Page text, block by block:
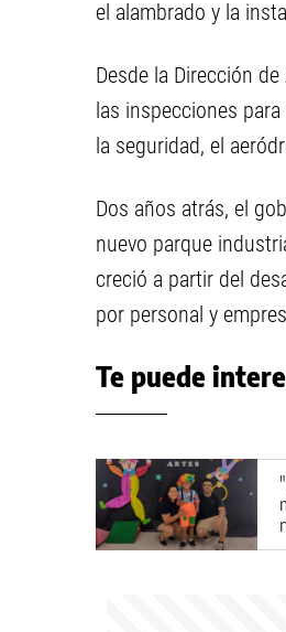
el alambrado y la
Desde la Dirección
las inspecciones
la seguridad, el
Dos años atrás, el
nuevo parque
creció a partir del
por personal y
Te puede